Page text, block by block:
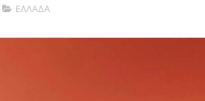
ΕΛΛΑΔΑ